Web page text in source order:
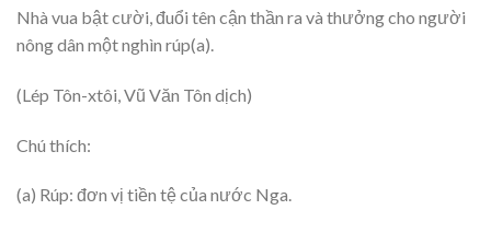
Nhà vua bật cười, đuổi tên cận thần ra và thưởng cho người
nông dân một nghìn rúp(a).
(Lép Tôn-xtôi, Vũ Văn Tôn dịch)
Chú thích:
(a) Rúp: đơn vị tiền tệ của nước Nga.